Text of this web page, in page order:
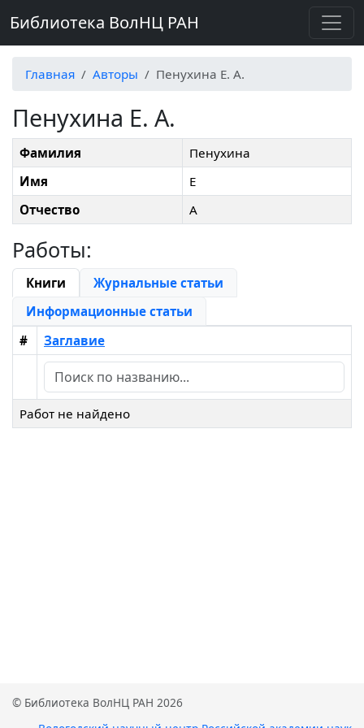
Библиотека ВолНЦ РАН
Главная Авторы Пенухина Е. А.
Пенухина Е. А.
Фамилия
Пенухина
Имя
Е
Отчество
А
Работы:
Книги
Журнальные статьи
Информационные статьи
#
Заглавие
Работ не найдено
© Библиотека ВолНЦ РАН 2026